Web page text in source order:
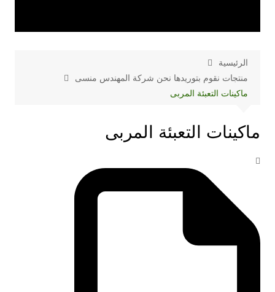
الرئيسية
منتجات نقوم بتوريدها نحن شركة المهندس منسى
ماكينات التعبئة المربى
ماكينات التعبئة المربى